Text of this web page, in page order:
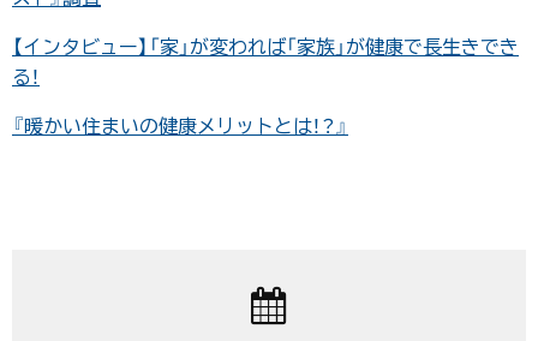
【インタビュー】「家」が変われば「家族」が健康で長生きでき
る！
『暖かい住まいの健康メリットとは！？』